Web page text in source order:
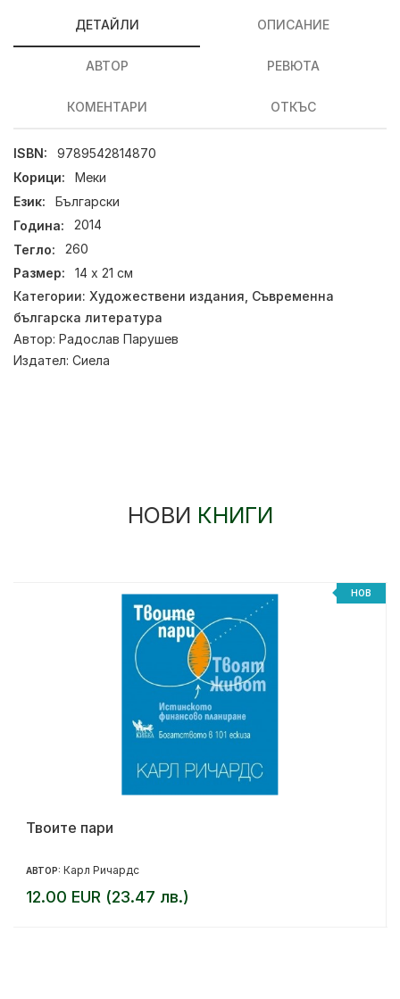
ДЕТАЙЛИ ОПИСАНИЕ
АВТОР РЕВЮТА
КОМЕНТАРИ ОТКЪС
ISBN:
9789542814870
Корици:
Меки
Език:
Български
Година:
2014
Тегло:
260
Размер:
14 х 21 см
Категории: Художествени издания Съвременна
българска литература
Автор: Радослав Парушев
Издател: Сиела
НОВИ КНИГИ
НОВ
Твоите пари
АВТОР: Карл Ричардс
12.00 EUR (23.47 лв.)